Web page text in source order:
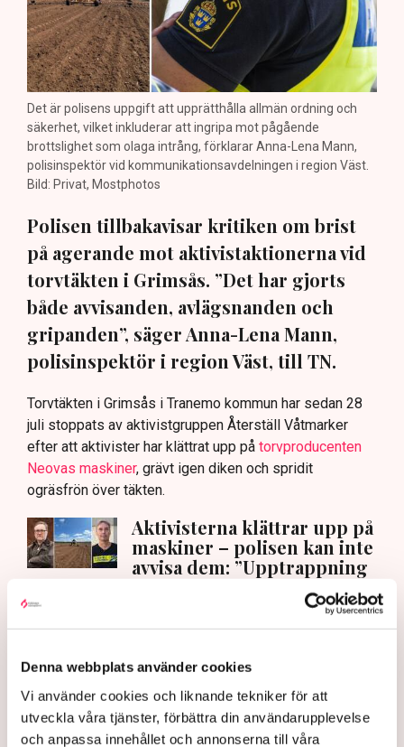
Denna webbplats använder cookies
Vi använder cookies och liknande tekniker för att
utveckla våra tjänster, förbättra din användarupplevelse
och anpassa innehållet och annonserna till våra
Det är polisens uppgift att upprätthålla allmän ordning och
säkerhet, vilket inkluderar att ingripa mot pågående
brottslighet som olaga intrång, förklarar Anna-Lena Mann,
polisinspektör vid kommunikationsavdelningen i region Väst.
Bild: Privat, Mostphotos
Polisen tillbakavisar kritiken om brist
på agerande mot aktivistaktionerna vid
torvtäkten i Grimsås. ”Det har gjorts
både avvisanden, avlägsnanden och
gripanden”, säger Anna-Lena Mann,
polisinspektör i region Väst, till TN.
Torvtäkten i Grimsås i Tranemo kommun har sedan 28
juli stoppats av aktivistgruppen Återställ Våtmarker
efter att aktivister har klättrat upp på torvproducenten
Neovas maskiner, grävt igen diken och spridit
ogräsfrön över täkten.
Aktivisterna klättrar upp på
maskiner – polisen kan inte
avvisa dem: ”Upptrappning
på helt ny nivå”
Torvtäkten i Grimsås har stoppats av aktivister
sedan 28 juli.
Polisen kritiseras för bristande agerande vid